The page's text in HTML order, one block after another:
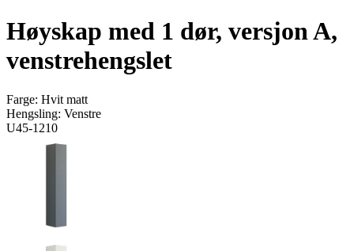
Høyskap med 1 dør, versjon A,
venstrehengslet
Farge: Hvit matt
Hengsling: Venstre
U45-1210